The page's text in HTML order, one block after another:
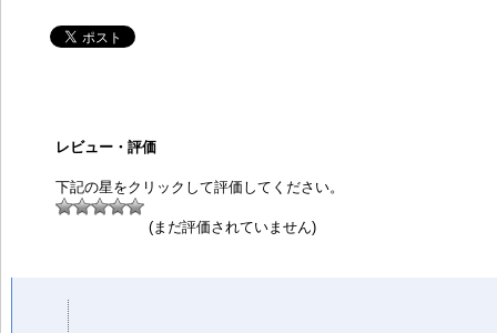
レビュー・評価
下記の星をクリックして評価してください。
(まだ評価されていません)